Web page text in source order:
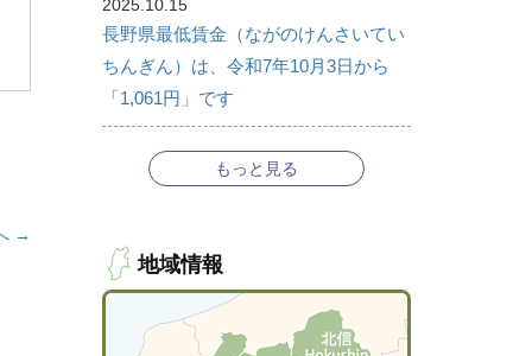
→
2025.10.15
長野県最低賃金（ながのけんさいてい
ちんぎん）は、令和7年10月3日から
「1,061円」です
もっと見る
地域情報